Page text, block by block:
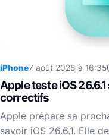
iPhone7 août 2026 à 16:35
Apple teste iOS
correctifs
Apple prépare sa
savoir iOS 26.6.1. Elle